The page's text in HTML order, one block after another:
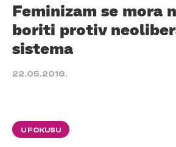
Feminizam se mora
boriti protiv
sistema
22.05.2016.
U FOKUSU